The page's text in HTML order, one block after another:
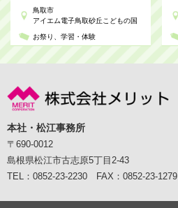
鳥取市
アイエム電子鳥取砂丘こどもの国
お祭り 学習・体験
本社・松江事務所
〒690-0012
島根県松江市古志原5丁目2-43
TEL：0852-23-2230 FAX：0852-23-1279